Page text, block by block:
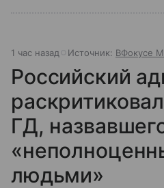
1 час назад Источник: ВФокусе
Российский
ГД,
людьми»